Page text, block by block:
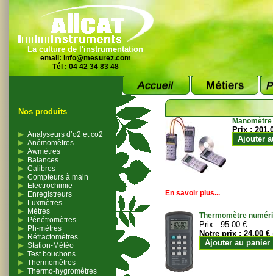
La culture de l'instrumentation
email: info@mesurez.com
Tél : 04 42 34 83 48
Nos produits
Analyseurs d’o2 et co2
Anémomètres
Awmètres
Balances
Calibres
Compteurs à main
Electrochimie
Enregistreurs
Luxmètres
Mètres
Pénétromètres
Ph-mètres
Réfractomètres
Station-Météo
Test bouchons
Thermomètres
Thermo-hygromètres
Prix :
Ajouter
En savoir plus...
Thermomètre
Prix :95.00 €
Notre prix :24.00 €
Ajouter au panier